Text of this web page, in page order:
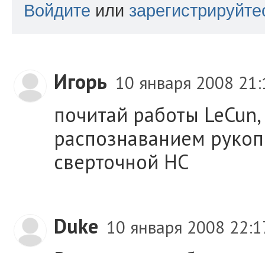
Войдите или
Игорь 10 января 2008
почитай работы
распознаванием
сверточной НС
Duke 10 января 2008